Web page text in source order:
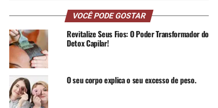
VOCÊ PODE GOSTAR
Revitalize Seus Fios: O Poder Transformador do
Detox Capilar!
O seu corpo explica o seu excesso de peso.